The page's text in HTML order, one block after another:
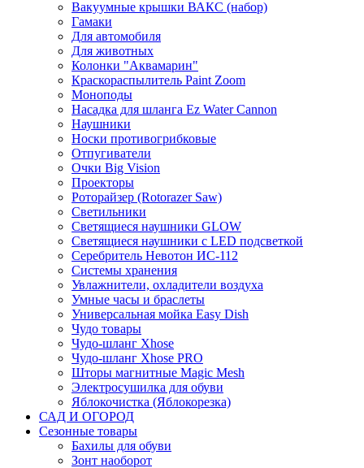
Вакуумные крышки ВАКС (набор)
Гамаки
Для автомобиля
Для животных
Колонки "Аквамарин"
Краскораспылитель Paint Zoom
Моноподы
Насадка для шланга Ez Water Cannon
Наушники
Носки противогрибковые
Отпугиватели
Очки Big Vision
Проекторы
Роторайзер (Rotorazer Saw)
Светильники
Светящиеся наушники GLOW
Светящиеся наушники с LED подсветкой
Серебритель Невотон ИС-112
Системы хранения
Увлажнители, охладители воздуха
Умные часы и браслеты
Универсальная мойка Easy Dish
Чудо товары
Чудо-шланг Xhose
Чудо-шланг Xhose PRO
Шторы магнитные Magic Mesh
Электросушилка для обуви
Яблокочистка (Яблокорезка)
САД И ОГОРОД
Сезонные товары
Бахилы для обуви
Зонт наоборот